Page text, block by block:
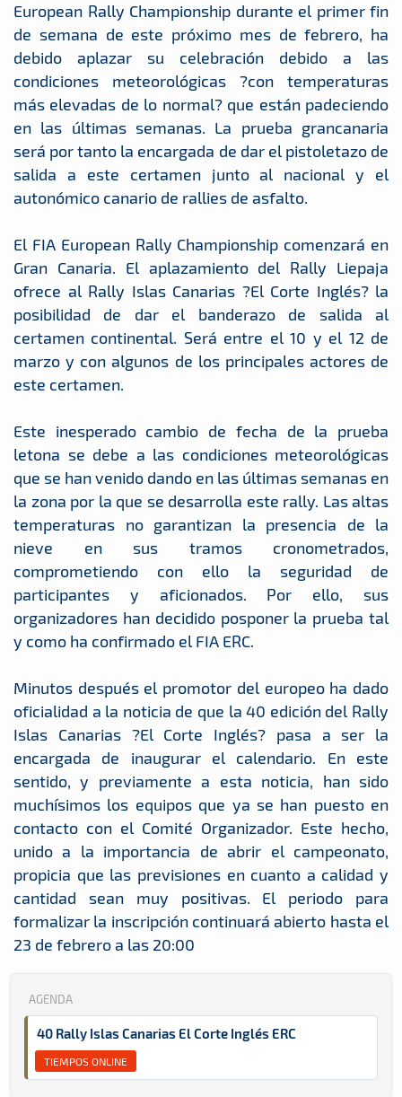
European Rally Championship durante el primer fin
de semana de este próximo mes de febrero, ha
debido aplazar su celebración debido a las
condiciones meteorológicas ?con temperaturas
más elevadas de lo normal? que están padeciendo
en las últimas semanas. La prueba grancanaria
será por tanto la encargada de dar el pistoletazo de
salida a este certamen junto al nacional y el
autonómico canario de rallies de asfalto.
El FIA European Rally Championship comenzará en
Gran Canaria. El aplazamiento del Rally Liepaja
ofrece al Rally Islas Canarias ?El Corte Inglés? la
posibilidad de dar el banderazo de salida al
certamen continental. Será entre el 10 y el 12 de
marzo y con algunos de los principales actores de
este certamen.
Este inesperado cambio de fecha de la prueba
letona se debe a las condiciones meteorológicas
que se han venido dando en las últimas semanas en
la zona por la que se desarrolla este rally. Las altas
temperaturas no garantizan la presencia de la
nieve en sus tramos cronometrados,
comprometiendo con ello la seguridad de
participantes y aficionados. Por ello, sus
organizadores han decidido posponer la prueba tal
y como ha confirmado el FIA ERC.
Minutos después el promotor del europeo ha dado
oficialidad a la noticia de que la 40 edición del Rally
Islas Canarias ?El Corte Inglés? pasa a ser la
encargada de inaugurar el calendario. En este
sentido, y previamente a esta noticia, han sido
muchísimos los equipos que ya se han puesto en
contacto con el Comité Organizador. Este hecho,
unido a la importancia de abrir el campeonato,
propicia que las previsiones en cuanto a calidad y
cantidad sean muy positivas. El periodo para
formalizar la inscripción continuará abierto hasta el
23 de febrero a las 20:00
AGENDA
40 Rally Islas Canarias El Corte Inglés ERC
TIEMPOS ONLINE